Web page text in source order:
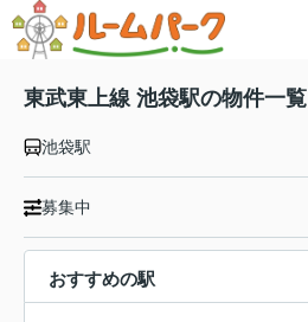
東武東上線 池袋駅の物件一覧
池袋駅
募集中
おすすめの駅